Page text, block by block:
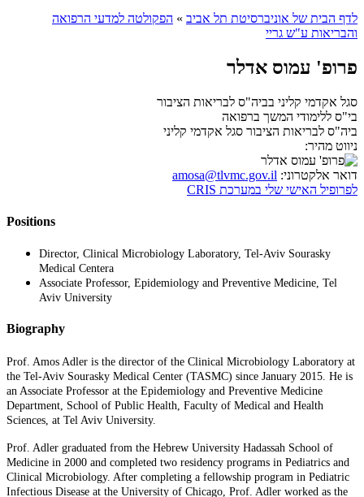
לדף הבית של אוניברסיטת תל אביב » הפקולטה למדעי הרפואה
והבריאות ע"ש גריי
פרופ' עמוס אדלר
סגל אקדמי קליני בביה"ס לבריאות הציבור
בי"ס ללימודי המשך ברפואה
ביה"ס לבריאות הציבור סגל אקדמי קליני
ניווט מהיר:
דואר אלקטרוני: amosa@tlvmc.gov.il
לפרופיל האישי שלי במערכת CRIS
Positions
Director, Clinical Microbiology Laboratory, Tel-Aviv Sourasky
Medical Centera
Associate Professor, Epidemiology and Preventive Medicine, Tel
Aviv University
Biography
Prof. Amos Adler is the director of the Clinical Microbiology Laboratory at
the Tel-Aviv Sourasky Medical Center (TASMC) since January 2015. He is
an Associate Professor at the Epidemiology and Preventive Medicine
Department, School of Public Health, Faculty of Medical and Health
Sciences, at Tel Aviv University.
Prof. Adler graduated from the Hebrew University Hadassah School of
Medicine in 2000 and completed two residency programs in Pediatrics and
Clinical Microbiology. After completing a fellowship program in Pediatric
Infectious Disease at the University of Chicago, Prof. Adler worked as the